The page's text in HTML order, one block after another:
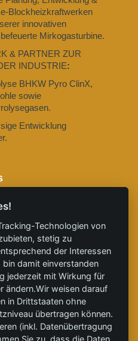
Blockheizkraftwerken
innovativen
Mirkogasturbine.
& PARTNER ZUR
INDUSTRIE:
BHKW Pyro ClinX,
sowie
Entwicklung
, #GrüneWärme
Technologien von
stetig zu
der Interessen
damit einverstanden
jederzeit mit Wirkung für
ändern.Wir weisen darauf
in Drittstaaten ohne
übertragen können.
(inkl. Datenübertragung